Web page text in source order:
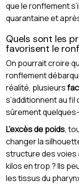
que le ronflement
quarantaine et
Quels sont les
favorisent le
On pourrait croire
ronflement
réalité, plusieurs
s’additionnent au
sûrement
L’excès de poids,
changer la
structure des voies
kilos en trop ? Ils
les tissus du